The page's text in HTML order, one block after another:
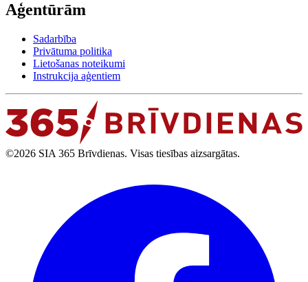
Aģentūrām
Sadarbība
Privātuma politika
Lietošanas noteikumi
Instrukcija aģentiem
©2026 SIA 365 Brīvdienas. Visas tiesības aizsargātas.